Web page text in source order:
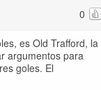
0
es Old Trafford, la
argumentos para
goles. El